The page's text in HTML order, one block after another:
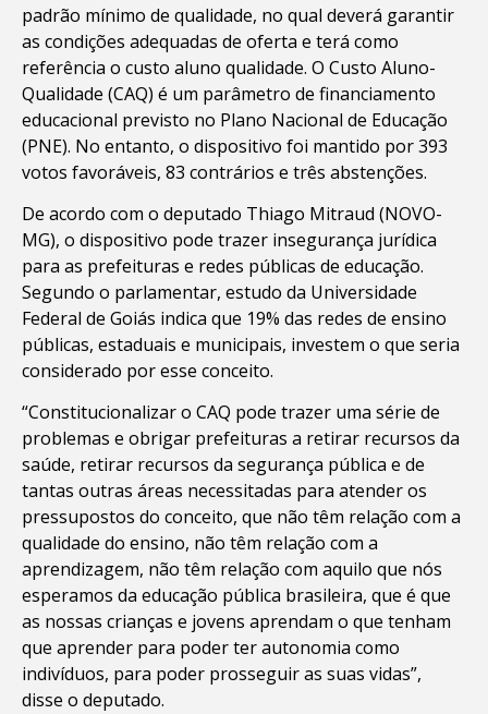
padrão mínimo de qualidade, no qual deverá garantir
as condições adequadas de oferta e terá como
referência o custo aluno qualidade. O Custo Aluno-
Qualidade (CAQ) é um parâmetro de financiamento
educacional previsto no Plano Nacional de Educação
(PNE). No entanto, o dispositivo foi mantido por 393
votos favoráveis, 83 contrários e três abstenções.
De acordo com o deputado Thiago Mitraud (NOVO-
MG), o dispositivo pode trazer insegurança jurídica
para as prefeituras e redes públicas de educação.
Segundo o parlamentar, estudo da Universidade
Federal de Goiás indica que 19% das redes de ensino
públicas, estaduais e municipais, investem o que seria
considerado por esse conceito.
“Constitucionalizar o CAQ pode trazer uma série de
problemas e obrigar prefeituras a retirar recursos da
saúde, retirar recursos da segurança pública e de
tantas outras áreas necessitadas para atender os
pressupostos do conceito, que não têm relação com a
qualidade do ensino, não têm relação com a
aprendizagem, não têm relação com aquilo que nós
esperamos da educação pública brasileira, que é que
as nossas crianças e jovens aprendam o que tenham
que aprender para poder ter autonomia como
indivíduos, para poder prosseguir as suas vidas”,
disse o deputado.